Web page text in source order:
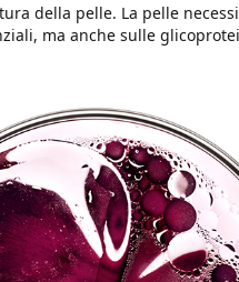
della pelle. La pelle
ma anche sulle